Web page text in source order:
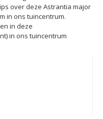
over deze Astrantia major
in ons tuincentrum.
in deze
in ons tuincentrum